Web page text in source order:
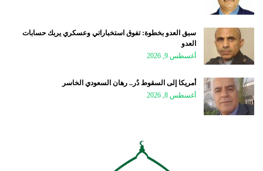
سبق العدو بخطوة: تفوق استخباراتي وعسكري يربك حسابات
العدو
أغسطس 9, 2026
أمريكا إلى السقوط دُر.. رهان السعودي الخاسر
أغسطس 8, 2026